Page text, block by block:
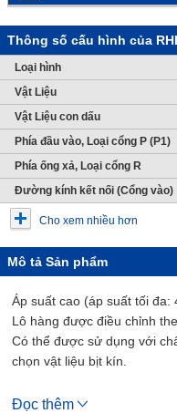
Thông số cấu hình của
Loại hình
Vật Liệu
Vật Liệu con dấu
Phía đầu vào, Loại cổng P (P1)
Phía ống xả, Loại cổng R
Đường kính kết nối (Cổng vào)
Cho xem nhiều hơn
Mô tả Sản phẩm
Áp suất cao (áp suất tối đa:
Lô hàng được điều chỉnh
Có thể được sử dụng với
chọn vật liệu bịt kín.
[Đặc trưng]
Đọc thêm